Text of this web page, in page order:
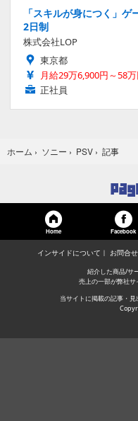
「スキルが身につく」
2日制
株式会社LOP
東京都
月給29万6,900円～58
正社員
ホーム › ソニー › PSV › 記事
Home Facebook
インサイドについて お問合せ
紹介した商品/サ
売上の一部が弊社サ
当サイトに掲載の記事・見